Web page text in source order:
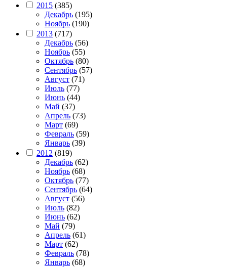
2015 (385)
Декабрь (195)
Ноябрь (190)
2013 (717)
Декабрь (56)
Ноябрь (55)
Октябрь (80)
Сентябрь (57)
Август (71)
Июль (77)
Июнь (44)
Май (37)
Апрель (73)
Март (69)
Февраль (59)
Январь (39)
2012 (819)
Декабрь (62)
Ноябрь (68)
Октябрь (77)
Сентябрь (64)
Август (56)
Июль (82)
Июнь (62)
Май (79)
Апрель (61)
Март (62)
Февраль (78)
Январь (68)